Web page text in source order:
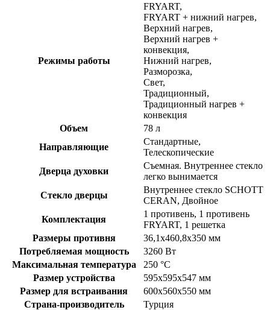
Режимы работы
FRYART,
FRYART + нижний нагрев,
Верхний нагрев,
Верхний нагрев +
конвекция,
Нижний нагрев,
Разморозка,
Свет,
Традиционный,
Традиционный нагрев +
конвекция
Объем
78 л
Направляющие
Стандартные,
Телескопические
Дверца духовки
Съемная. Внутреннее стекло
легко вынимается
Стекло дверцы
Внутреннее стекло SCHOTT
CERAN, Двойное
Комплектация
1 противень, 1 противень
FRYART, 1 решетка
Размеры противня
36,1х460,8х350 мм
Потребляемая мощность
3260 Вт
Максимальная температура
250 °С
Размер устройства
595х595х547 мм
Размер для встраивания
600х560х550 мм
Страна-производитель
Турция